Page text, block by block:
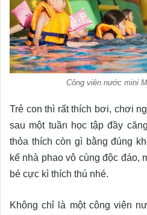
Công viên nước mini
Trẻ con thì rất thích bơi, chơi
sau một tuần học tập đầy
thỏa thích còn gì bằng đúng
kế nhà phao vô cùng độc đáo,
bé cực kì thích thú nhé.
Không chỉ là một công viên